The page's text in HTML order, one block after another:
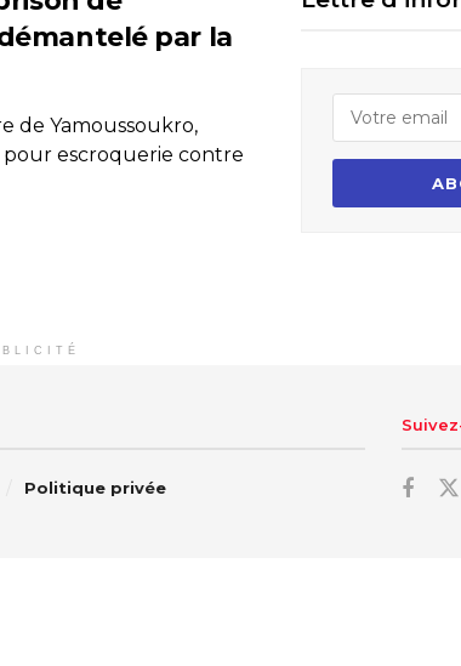
par la
de Yamoussoukro,
pour escroquerie contre
Politique privée